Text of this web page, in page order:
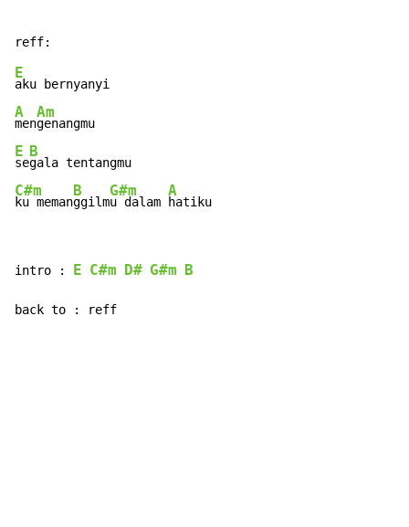
E
A
men
Am
E
se
B
C#m
ku meman
B
ggilm
G#m
u dalam
A
hatiku
intro : E C#m D# G#m B
back to : reff